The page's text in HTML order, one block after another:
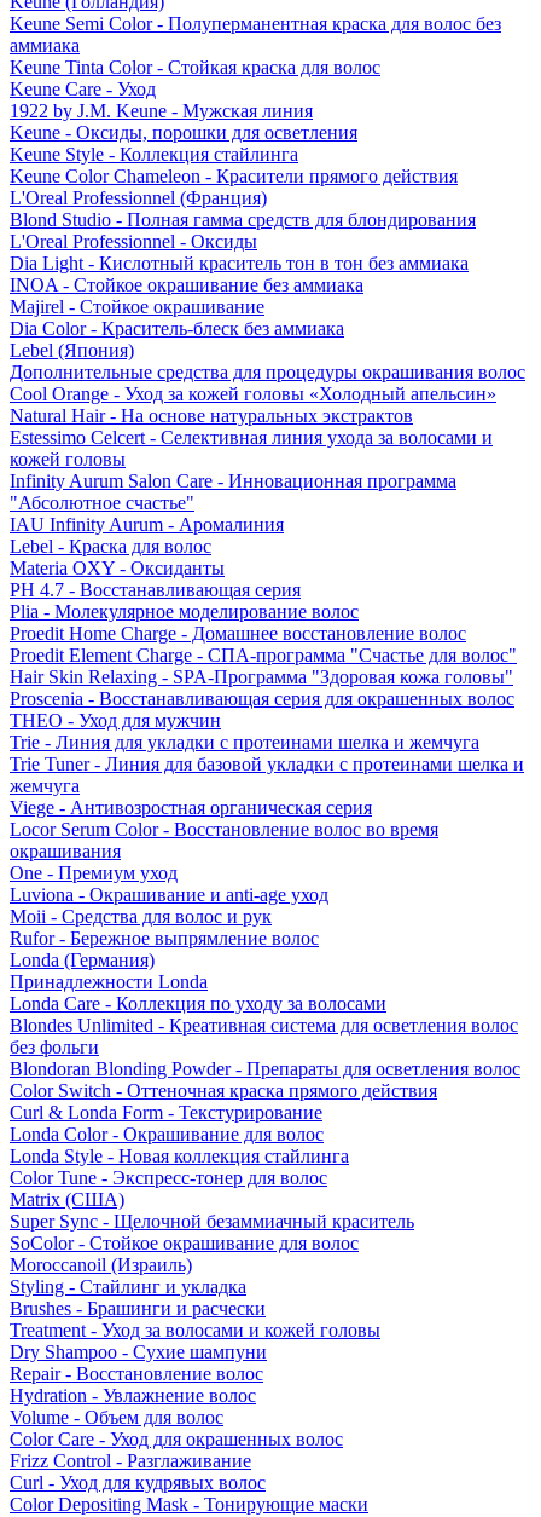
Keune Semi Color - Полуперманентная краска для волос без
аммиака
Keune Tinta Color - Стойкая краска для волос
Keune Care - Уход
1922 by J.M. Keune - Мужская линия
Keune - Оксиды, порошки для осветления
Keune Style - Коллекция стайлинга
Keune Color Chameleon - Красители прямого действия
L'Oreal Professionnel (Франция)
Blond Studio - Полная гамма средств для блондирования
L'Oreal Professionnel - Оксиды
Dia Light - Кислотный краситель тон в тон без аммиака
INOA - Стойкое окрашивание без аммиака
Majirel - Стойкое окрашивание
Dia Color - Краситель-блеск без аммиака
Lebel (Япония)
Дополнительные средства для процедуры окрашивания волос
Cool Orange - Уход за кожей головы «Холодный апельсин»
Natural Hair - На основе натуральных экстрактов
Estessimo Celcert - Селективная линия ухода за волосами и
кожей головы
Infinity Aurum Salon Care - Инновационная программа
"Абсолютное счастье"
IAU Infinity Aurum - Аромалиния
Lebel - Краска для волос
Materia OXY - Оксиданты
PH 4.7 - Восстанавливающая серия
Plia - Молекулярное моделирование волос
Proedit Home Charge - Домашнее восстановление волос
Proedit Element Charge - СПА-программа "Счастье для волос"
Hair Skin Relaxing - SPA-Программа "Здоровая кожа головы"
Proscenia - Восстанавливающая серия для окрашенных волос
THEO - Уход для мужчин
Trie - Линия для укладки с протеинами шелка и жемчуга
Trie Tuner - Линия для базовой укладки с протеинами шелка и
жемчуга
Viege - Антивозростная органическая серия
Locor Serum Color - Восстановление волос во время
окрашивания
One - Премиум уход
Luviona - Окрашивание и anti-age уход
Moii - Средства для волос и рук
Rufor - Бережное выпрямление волос
Londa (Германия)
Принадлежности Londa
Londa Care - Коллекция по уходу за волосами
Blondes Unlimited - Креативная система для осветления волос
без фольги
Blondoran Blonding Powder - Препараты для осветления волос
Color Switch - Оттеночная краска прямого действия
Curl & Londa Form - Текстурирование
Londa Color - Окрашивание для волос
Londa Style - Новая коллекция стайлинга
Color Tune - Экспресс-тонер для волос
Matrix (США)
Super Sync - Щелочной безаммиачный краситель
SoColor - Стойкое окрашивание для волос
Moroccanoil (Израиль)
Styling - Стайлинг и укладка
Brushes - Брашинги и расчески
Treatment - Уход за волосами и кожей головы
Dry Shampoo - Сухие шампуни
Repair - Восстановление волос
Hydration - Увлажнение волос
Volume - Объем для волос
Color Care - Уход для окрашенных волос
Frizz Control - Разглаживание
Curl - Уход для кудрявых волос
Color Depositing Mask - Тонирующие маски